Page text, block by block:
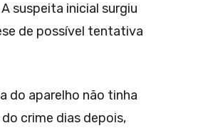
suspeita inicial surgiu
de possível tentativa
do aparelho não tinha
crime dias depois,